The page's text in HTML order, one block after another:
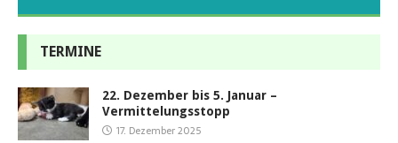
TERMINE
22. Dezember bis 5. Januar –
Vermittelungsstopp
17. Dezember 2025